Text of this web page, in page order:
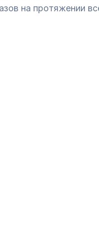
на протяжении